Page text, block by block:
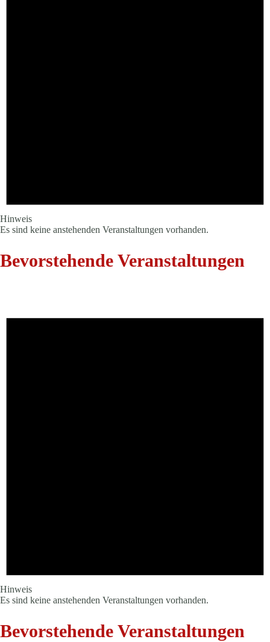
Hinweis
Es sind keine anstehenden Veranstaltungen vorhanden.
Bevorstehende Veranstaltungen
Hinweis
Es sind keine anstehenden Veranstaltungen vorhanden.
Bevorstehende Veranstaltungen